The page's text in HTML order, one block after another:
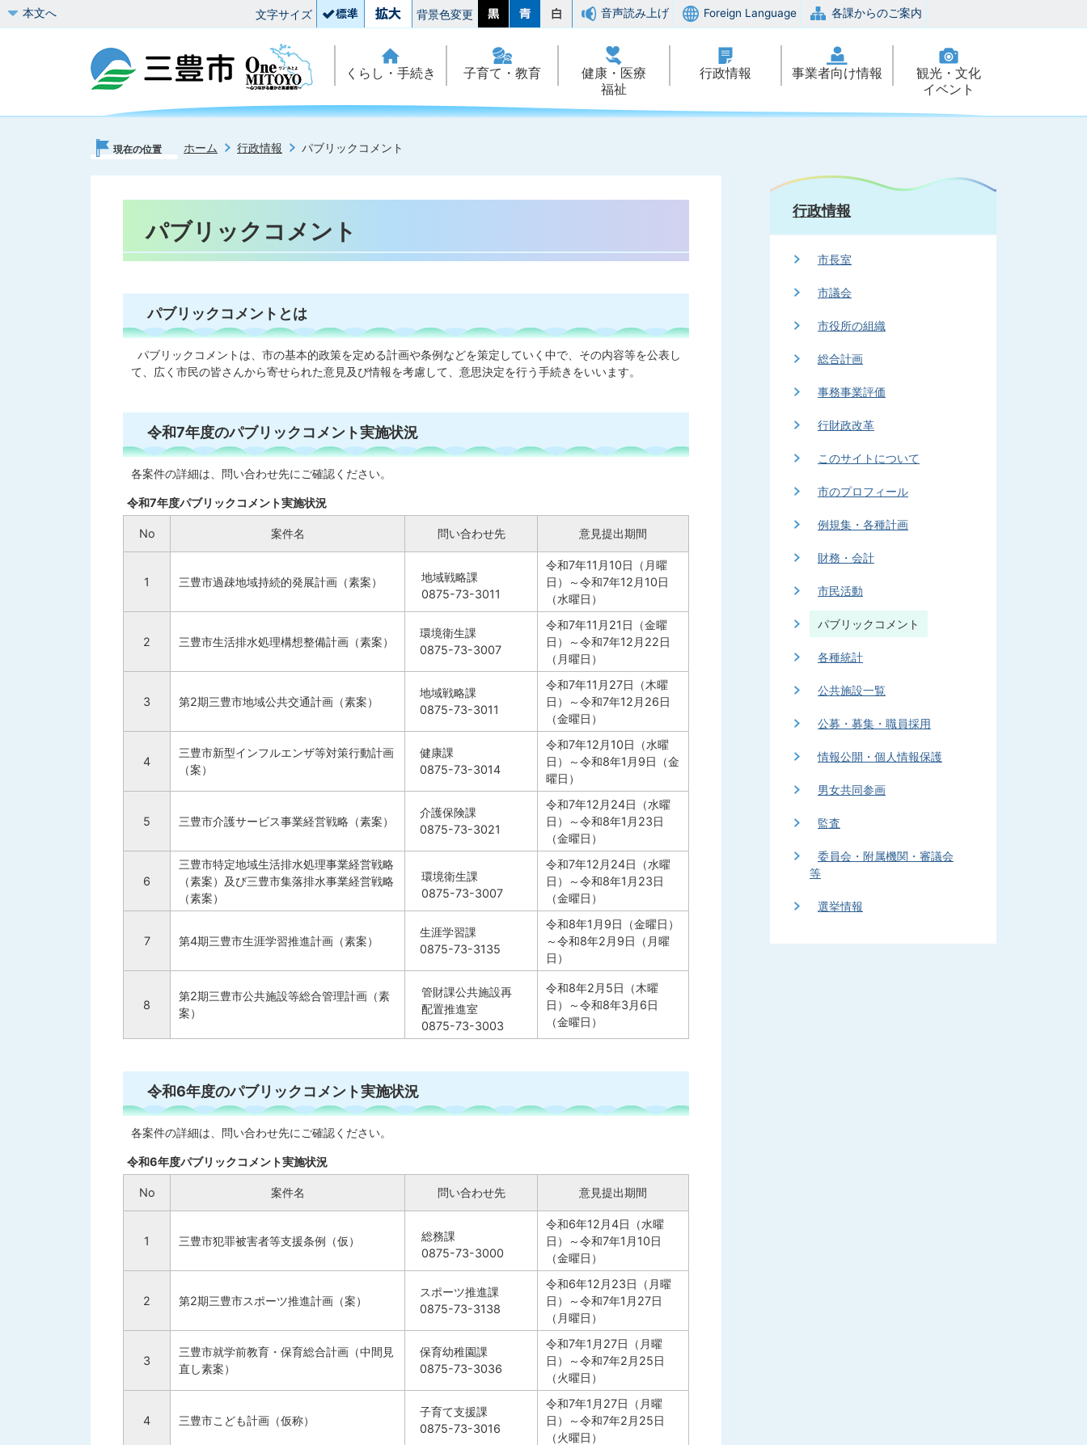
本文へ 文字サイズ 背景色変更 音声読み上げ Foreign Language 各課からのご案内
くらし・手続き 子育て・教育
健康・医療
福祉
行政情報 事業者向け情報
観光・文化
イベント
現在の位置 ホーム 行政情報 パブリックコメント
パブリックコメント
パブリックコメントとは
パブリックコメントは、市の基本的政策を定める計画や条例などを策定していく中で、その内容等を公表し
て、広く市民の皆さんから寄せられた意見及び情報を考慮して、意思決定を行う手続きをいいます。
令和7年度のパブリックコメント実施状況
各案件の詳細は、問い合わせ先にご確認ください。
令和7年度パブリックコメント実施状況
No 案件名 問い合わせ先 意見提出期間
1 三豊市過疎地域持続的発展計画（素案）
地域戦略課
0875-73-3011
令和7年11月10日（月曜
日）～令和7年12月10日
（水曜日）
2 三豊市生活排水処理構想整備計画（素案）
環境衛生課
0875-73-3007
令和7年11月21日（金曜
日）～令和7年12月22日
（月曜日）
3 第2期三豊市地域公共交通計画（素案）
地域戦略課
0875-73-3011
令和7年11月27日（木曜
日）～令和7年12月26日
（金曜日）
4
三豊市新型インフルエンザ等対策行動計画
（案）
健康課
0875-73-3014
令和7年12月10日（水曜
日）～令和8年1月9日（金
曜日）
5 三豊市介護サービス事業経営戦略（素案）
介護保険課
0875-73-3021
令和7年12月24日（水曜
日）～令和8年1月23日
（金曜日）
6
三豊市特定地域生活排水処理事業経営戦略
（素案）及び三豊市集落排水事業経営戦略
（素案）
環境衛生課
0875-73-3007
令和7年12月24日（水曜
日）～令和8年1月23日
（金曜日）
7 第4期三豊市生涯学習推進計画（素案）
生涯学習課
0875-73-3135
令和8年1月9日（金曜日）
～令和8年2月9日（月曜
日）
8
第2期三豊市公共施設等総合管理計画（素
案）
管財課公共施設再
配置推進室
0875-73-3003
令和8年2月5日（木曜
日）～令和8年3月6日
（金曜日）
令和6年度のパブリックコメント実施状況
各案件の詳細は、問い合わせ先にご確認ください。
令和6年度パブリックコメント実施状況
No 案件名 問い合わせ先 意見提出期間
1 三豊市犯罪被害者等支援条例（仮）
総務課
0875-73-3000
令和6年12月4日（水曜
日）～令和7年1月10日
（金曜日）
2 第2期三豊市スポーツ推進計画（案）
スポーツ推進課
0875-73-3138
令和6年12月23日（月曜
日）～令和7年1月27日
（月曜日）
3
三豊市就学前教育・保育総合計画（中間見
直し素案）
保育幼稚園課
0875-73-3036
令和7年1月27日（月曜
日）～令和7年2月25日
（火曜日）
4 三豊市こども計画（仮称）
子育て支援課
0875-73-3016
令和7年1月27日（月曜
日）～令和7年2月25日
（火曜日）
行政情報
市長室
市議会
市役所の組織
総合計画
事務事業評価
行財政改革
このサイトについて
市のプロフィール
例規集・各種計画
財務・会計
市民活動
パブリックコメント
各種統計
公共施設一覧
公募・募集・職員採用
情報公開・個人情報保護
男女共同参画
監査
委員会・附属機関・審議会
等
選挙情報